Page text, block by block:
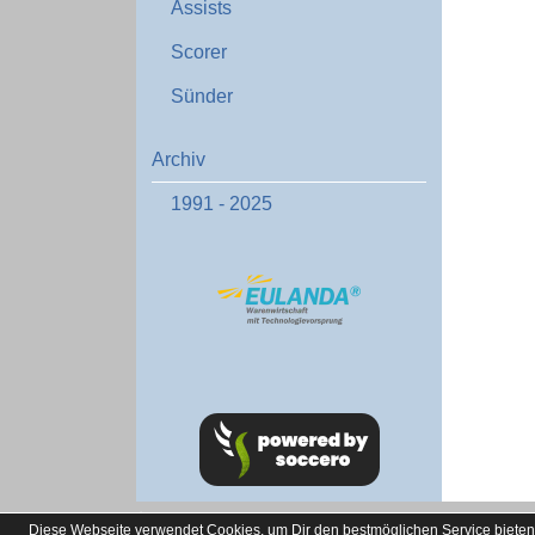
Assists
Scorer
Sünder
Archiv
1991 - 2025
soccero.de
Diese Webseite verwendet Cookies, um Dir den bestmöglichen Service